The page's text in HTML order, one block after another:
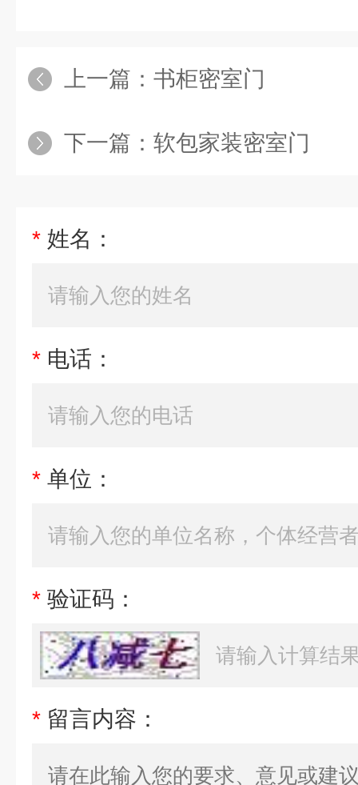
上一篇： 书柜密室门
下一篇： 软包家装密室门
* 姓名：
* 电话：
* 单位：
* 验证码：
* 留言内容：